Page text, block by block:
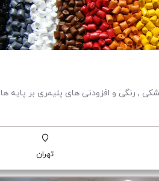
تهران